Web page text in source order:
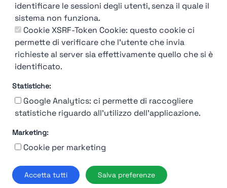
identificare le sessioni degli utenti, senza il quale il
sistema non funziona.
Cookie XSRF-Token Cookie: questo cookie ci
permette di verificare che l'utente che invia
richieste al server sia effettivamente quello che si è
identificato.
Statistiche:
Google Analytics: ci permette di raccogliere
statistiche riguardo all'utilizzo dell'applicazione.
Marketing:
Cookie per marketing
Accetta tutti Salva preferenze
Misuriamo l'efficienza e la velocità del processo di
selezione del personale attraverso dati aziendali,
feedback dei candidati e valutazioni
Termini e Condizioni
© 2019-2026 Stupendio. Tutti i diritti riservati | Smarteris S.r.l. P.IVA
02659750992 | Capitale Sociale € 2.550 i.v.